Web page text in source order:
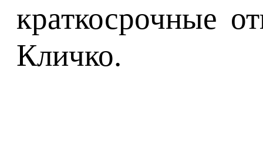
краткосрочные
Кличко.